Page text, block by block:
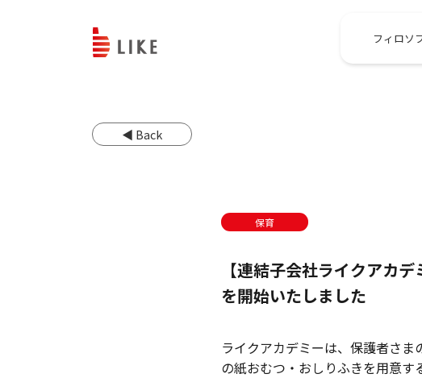
フィロソ
◀ Back
保育
【連結子会社ライクアカ
を開始いたしました
ライクアカデミーは、保護者さ
の紙おむつ・おしりふきを用意す